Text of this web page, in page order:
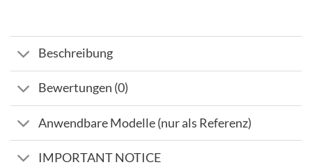
Beschreibung
Bewertungen (0)
Anwendbare Modelle (nur als Referenz)
IMPORTANT NOTICE